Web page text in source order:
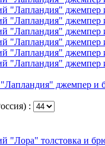
джемпер и
: